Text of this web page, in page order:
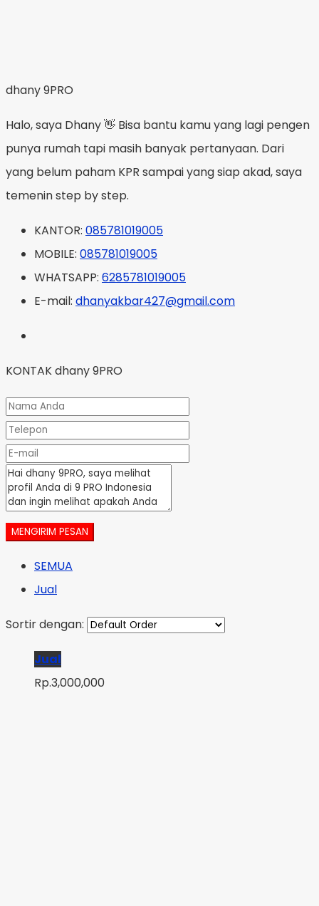
dhany 9PRO
Halo, saya Dhany 👋 Bisa bantu kamu yang lagi pengen
punya rumah tapi masih banyak pertanyaan. Dari
yang belum paham KPR sampai yang siap akad, saya
temenin step by step.
KANTOR: 085781019005
MOBILE: 085781019005
WHATSAPP: 6285781019005
E-mail: dhanyakbar427@gmail.com
KONTAK dhany 9PRO
MENGIRIM PESAN
SEMUA
Jual
Sortir dengan:
Jual
Rp.3,000,000